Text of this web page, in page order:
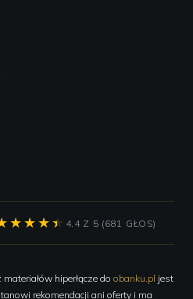
4.4 Z 5 (681 GŁOS)
hiperłącze do obanku.pl jest
rekomendacji ani oferty i ma